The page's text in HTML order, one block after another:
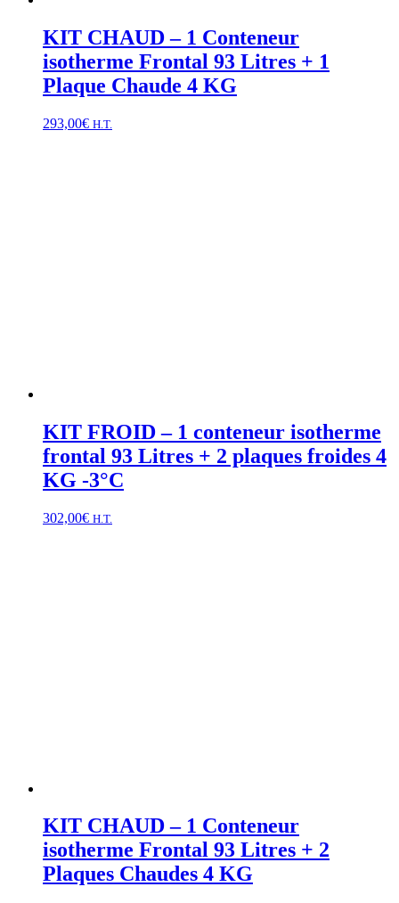
KIT CHAUD – 1 Conteneur
isotherme Frontal 93 Litres + 1
Plaque Chaude 4 KG
293,00€ H.T.
KIT FROID – 1 conteneur isotherme
frontal 93 Litres + 2 plaques froides 4
KG -3°C
302,00€ H.T.
KIT CHAUD – 1 Conteneur
isotherme Frontal 93 Litres + 2
Plaques Chaudes 4 KG